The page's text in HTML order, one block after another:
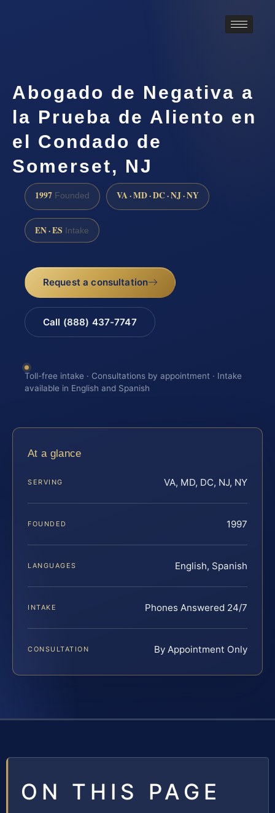
Abogado de Negativa a
la Prueba de Aliento en
el Condado de
Somerset, NJ
1997 Founded VA · MD · DC · NJ · NY
EN · ES Intake
Request a consultation
Call (888) 437-7747
Toll-free intake · Consultations by appointment · Intake
available in English and Spanish
At a glance
SERVING VA, MD, DC, NJ, NY
FOUNDED 1997
LANGUAGES English, Spanish
INTAKE Phones Answered 24/7
CONSULTATION By Appointment Only
ON THIS PAGE